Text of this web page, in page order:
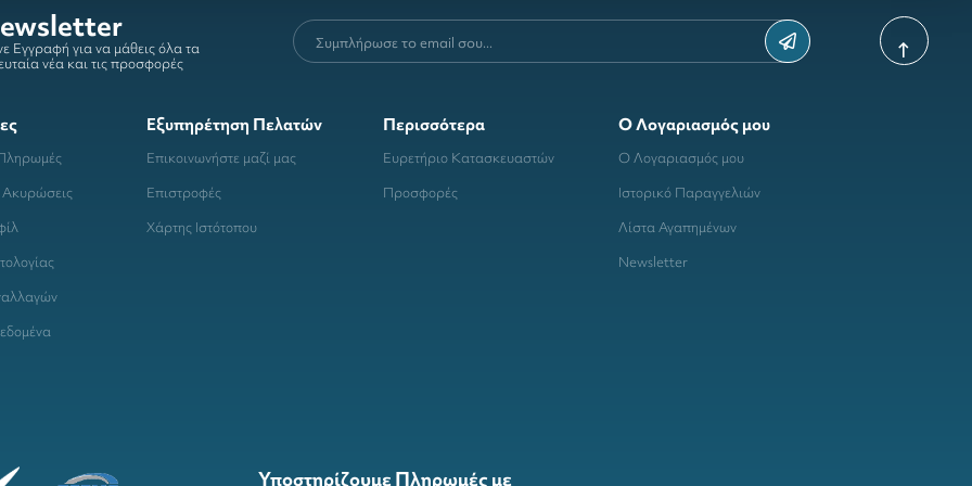
Εγγραφή για να μάθεις όλα τα
νέα και τις προσφορές
Ακυρώσεις
Εξυπηρέτηση Πελατών
Επικοινωνήστε μαζί μας
Επιστροφές
Χάρτης Ιστότοπου
Περισσότερα
Ευρετήριο Κατασκευαστών
Προσφορές
Ο Λογαριασμός μου
Ο Λογαριασμός μου
Ιστορικό Παραγγελιών
Λίστα Αγαπημένων
Newsletter
Υποστηρίζουμε Πληρωμές με